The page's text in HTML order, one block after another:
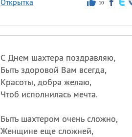
Открытка 10
С Днем шахтера поздравляю,
Быть здоровой Вам всегда,
Красоты, добра желаю,
Чтоб исполнилась мечта.
Быть шахтером очень сложно,
Женщине еще сложней,